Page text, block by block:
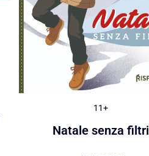
11+
Natale senza filtri